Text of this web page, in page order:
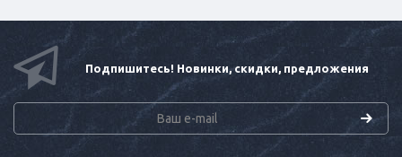
Подпишитесь! Новинки, скидки, предложения